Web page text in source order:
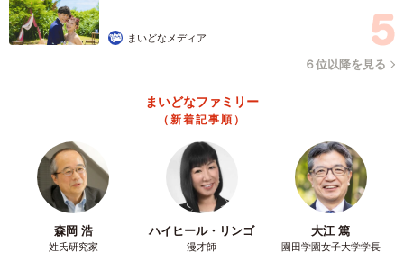
【ビフォー写真】保健所に収容されていたときのすずめちゃん。おびえ
た目が痛々しい…（提供：真弓 瞬さん）
ーー当初は里親さんが見つかるまでの一時預かりだったそ
うですね。正式にお迎えされたきっかけは？
「我が家にすずめが来て丸２年経つのですが、当初は１カ
月くらいで里親さんが決まるんじゃないかなーと思ってい
たんです。でもコロナの影響で譲渡会も出来ず、なかなか
里親さんが見つかりませんでした。当のすずめは最初か
ら、『え？この家で育ちましたけど何か？』くらいの馴染
まいどなメディア
６位以降を見る
まいどなファミリー
（新着記事順）
森岡 浩
姓氏研究家
ハイヒール・リンゴ
漫才師
大江 篤
園田学園女子大学学長